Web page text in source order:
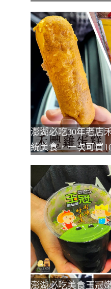
澎湖必吃30年老店
統美食，一次可買
澎湖必吃美食玉冠